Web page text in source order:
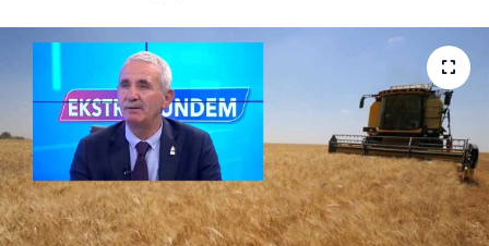
Yetiştirici Soruyor
Dünyada Tarım
Üretici Birlikleri
Şeker ve Şekerli Mamüller